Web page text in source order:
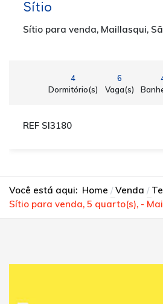
Sítio
Sítio para venda, Maillasqui,
4
Dormitório(s)
6
Vaga(s)
REF SI3180
Você está aqui: Home Venda
Sítio para venda, 5 quarto(s), -